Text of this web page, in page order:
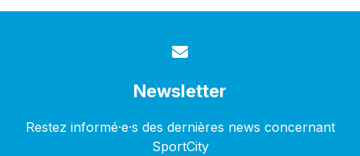
Newsletter
Restez informé·e·s des dernières news concernant
SportCity